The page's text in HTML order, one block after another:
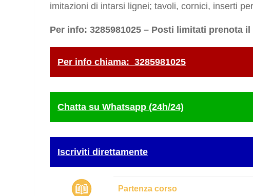
imitazioni di intarsi lignei; tavoli, cornici, inserti
Per info: 3285981025 – Posti limitati prenota
Per info chiama: 3285981025
Chatta su Whatsapp (24h/24)
Iscriviti direttamente
Partenza corso